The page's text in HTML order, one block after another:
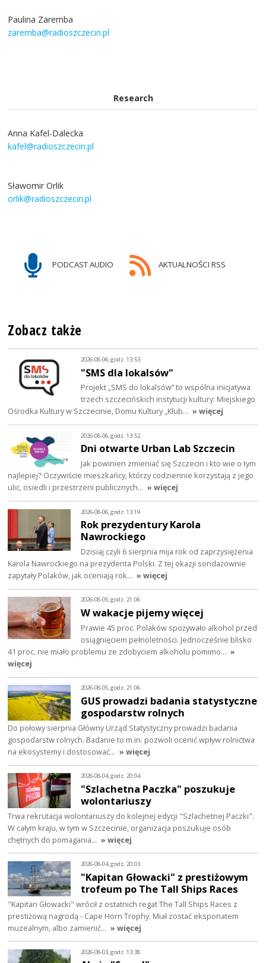
Paulina Zaremba
zaremba@radioszczecin.pl
Research
Anna Kafel-Dalecka
kafel@radioszczecin.pl
Sławomir Orlik
orlik@radioszczecin.pl
PODCAST AUDIO AKTUALNOŚCI RSS
Zobacz także
2026-08-06, godz. 13:53
"SMS dla lokalsów"
Projekt „SMS do lokalsów” to wspólna inicjatywa
trzech szczecińskich instytucji kultury: Miejskiego
Ośrodka Kultury w Szczecinie, Domu Kultury „Klub… » więcej
2026-08-06, godz. 13:52
Dni otwarte Urban Lab Szczecin
Jak powinien zmieniać się Szczecin i kto wie o tym
najlepiej? Oczywiście mieszkańcy, którzy codziennie korzystają z jego
ulic, osiedli i przestrzeni publicznych… » więcej
2026-08-06, godz. 13:19
Rok prezydentury Karola
Nawrockiego
Dzisiaj czyli 6 sierpnia mija rok od zaprzysiężenia
Karola Nawrockiego na prezydenta Polski. Z tej okazji sondażownie
zapytały Polaków, jak oceniają rok… » więcej
2026-08-05, godz. 21:06
W wakacje pijemy więcej
Prawie 45 proc. Polaków spożywało alkohol przed
osiągnięciem pełnoletności. Jednocześnie blisko
41 proc. nie miało problemu ze zdobyciem alkoholu pomimo… »
więcej
2026-08-05, godz. 21:06
GUS prowadzi badania statystyczne
gospodarstw rolnych
Do połowy sierpnia Główny Urząd Statystyczny prowadzi badania
gospodarstw rolnych. Badanie to m.in. pozwoli ocenić wpływ rolnictwa
na ekosystemy i dostosować… » więcej
2026-08-04, godz. 20:04
"Szlachetna Paczka" poszukuje
wolontariuszy
Trwa rekrutacja wolontariuszy do kolejnej edycji "Szlachetnej Paczki".
W całym kraju, w tym w Szczecinie, organizacja poszukuje osób
chętnych do pomagania… » więcej
2026-08-04, godz. 20:03
"Kapitan Głowacki" z prestiżowym
trofeum po The Tall Ships Races
"Kapitan Głowacki" wrócił z ostatnich regat The Tall Ships Races z
prestiżową nagrodą - Cape Horn Trophy. Miał zostać eksponatem
muzealnym, albo zamienić… » więcej
2026-08-03, godz. 13:38